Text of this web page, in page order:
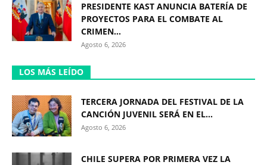
PRESIDENTE KAST ANUNCIA BATERÍA DE
PROYECTOS PARA EL COMBATE AL
CRIMEN...
Agosto 6, 2026
LOS MÁS LEÍDO
TERCERA JORNADA DEL FESTIVAL DE LA
CANCIÓN JUVENIL SERÁ EN EL...
Agosto 6, 2026
CHILE SUPERA POR PRIMERA VEZ LA